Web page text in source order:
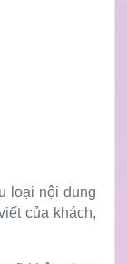
loại nội dung
của khách,